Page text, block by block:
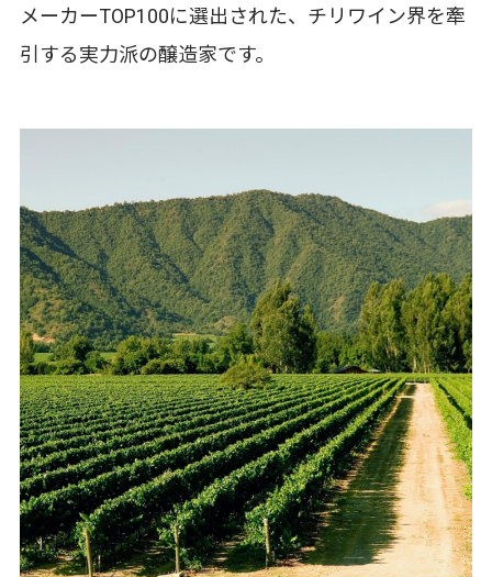
メーカーTOP100に選出された、チリワイン界を牽
引する実力派の醸造家です。